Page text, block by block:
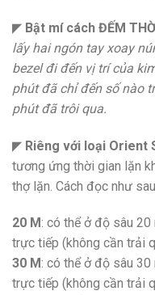
◤ Bật mí cách ĐẾM
lấy hai ngón tay xoay
bezel đi đến vị trí của
phút đã chỉ đến số nào
phút đã trôi qua.
◤ Riêng với loại Orient
tương ứng thời gian lặn
thợ lặn. Cách đọc như
20 M: có thể ở độ sâu
trực tiếp (không cần trải
30 M: có thể ở độ sâu
trực tiếp (không cần trải